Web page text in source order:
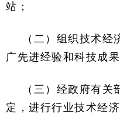
站；
（二）组织技术
广先进经验和科技成果
（三）经政府有
定，进行行业技术经济